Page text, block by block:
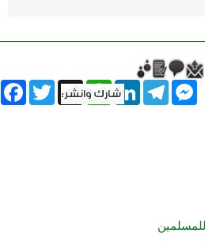
Twitter X
WhatsAppLinkedInTelegram
Messenger